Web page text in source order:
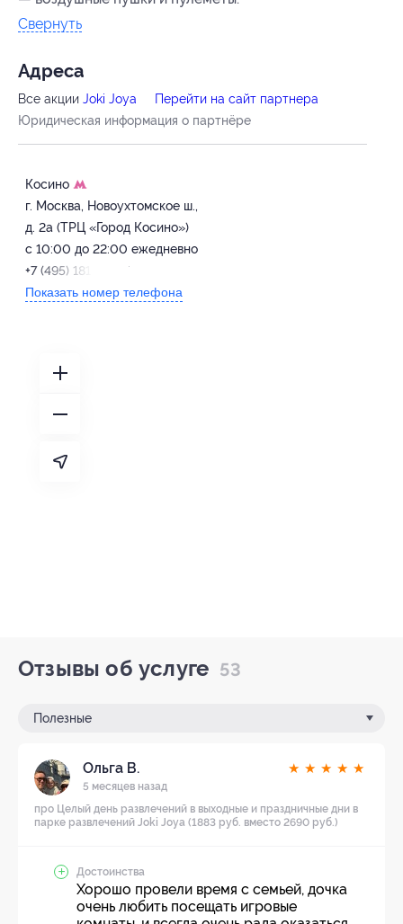
Свернуть
Адресa
Все акции Joki Joya
Перейти на сайт партнера
Юридическая информация о партнёре
Косино
г. Москва, Новоухтомское ш.,
д. 2а (ТРЦ «Город Косино»)
с 10:00 до 22:00 ежедневно
+7 (495) 181-22-77
Показать номер телефона
Отзывы об услуге 53
Полезные
Ольга В.
5 месяцев назад
★ ★ ★ ★ ★
про Целый день развлечений в выходные и праздничные дни в
парке развлечений Joki Joya (1883 руб. вместо 2690 руб.)
Достоинства
Хорошо провели время с семьей, дочка
очень любить посещать игровые